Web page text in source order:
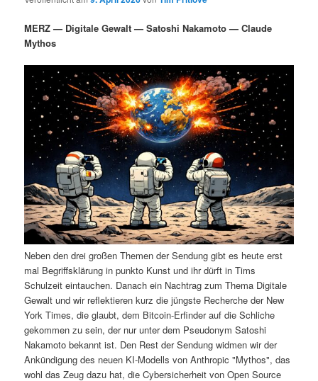
m
r
n
I
n
h
a
l
t
s
u
d
r
e
n
I
n
h
a
l
n
a
MERZ — Digitale Gewalt — Satoshi Nakamoto — Claude
Mythos
Neben den drei großen Themen der Sendung gibt es heute erst
mal Begriffsklärung in punkto Kunst und ihr dürft in Tims
Schulzeit eintauchen. Danach ein Nachtrag zum Thema Digitale
Gewalt und wir reflektieren kurz die jüngste Recherche der New
York Times, die glaubt, dem Bitcoin-Erfinder auf die Schliche
gekommen zu sein, der nur unter dem Pseudonym Satoshi
Nakamoto bekannt ist. Den Rest der Sendung widmen wir der
Ankündigung des neuen KI-Modells von Anthropic "Mythos", das
wohl das Zeug dazu hat, die Cybersicherheit von Open Source